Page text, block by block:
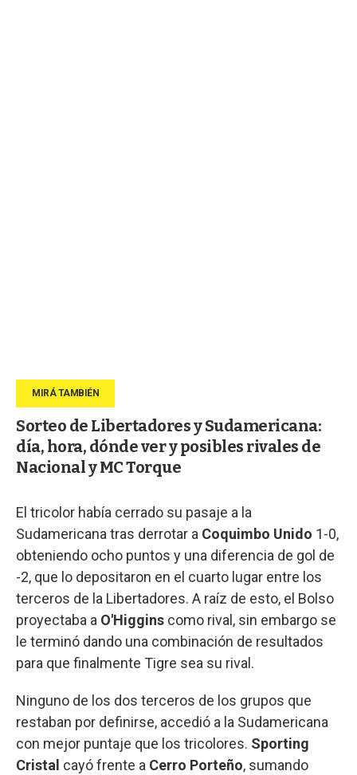
Sorteo de Libertadores y Sudamericana:
día, hora, dónde ver y posibles rivales de
Nacional y MC Torque
El tricolor había cerrado su pasaje a la
Sudamericana tras derrotar a Coquimbo Unido 1-0,
obteniendo ocho puntos y una diferencia de gol de
-2, que lo depositaron en el cuarto lugar entre los
terceros de la Libertadores. A raíz de esto, el Bolso
proyectaba a O'Higgins como rival, sin embargo se
le terminó dando una combinación de resultados
para que finalmente Tigre sea su rival.
Ninguno de los dos terceros de los grupos que
restaban por definirse, accedió a la Sudamericana
con mejor puntaje que los tricolores. Sporting
Cristal cayó frente a Cerro Porteño, sumando